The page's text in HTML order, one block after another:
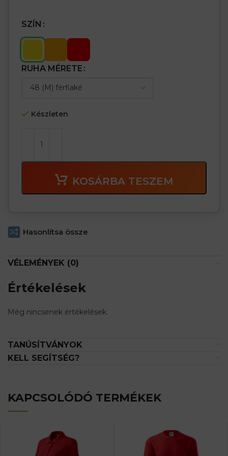
SZÍN
RUHA MÉRETE
Készleten
KOSÁRBA TESZEM
Hasonlítsa össze
VÉLEMÉNYEK (0)
Értékelések
Még nincsenek értékelések.
TANÚSÍTVÁNYOK
KELL SEGÍTSÉG?
KAPCSOLÓDÓ TERMÉKEK